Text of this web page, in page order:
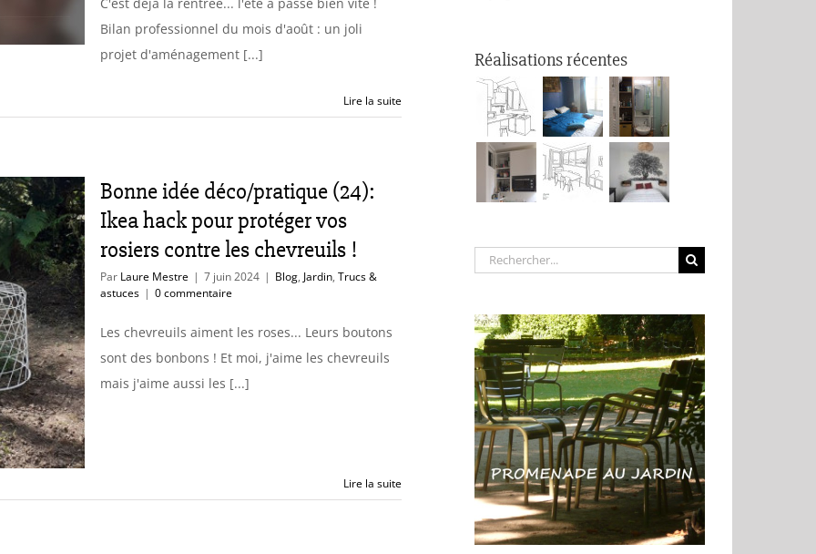
Bilan professionnel du mois d'août : un joli
projet d'aménagement [...]
Lire la suite
Bonne idée déco/pratique (24):
Ikea hack pour protéger vos
rosiers contre les chevreuils !
Par Laure Mestre | 7 juin 2024 | Blog, Jardin, Trucs &
astuces | 0 commentaire
Les chevreuils aiment les roses... Leurs boutons
sont des bonbons ! Et moi, j'aime les chevreuils
mais j'aime aussi les [...]
Lire la suite
Réalisations récentes
Rechercher: